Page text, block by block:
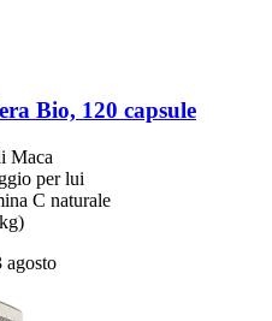
Bio, 120 capsule
Maca
per lui
C naturale
agosto